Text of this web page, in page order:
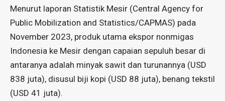
Menurut laporan Statistik Mesir (Central Agency for
Public Mobilization and Statistics/CAPMAS) pada
November 2023, produk utama ekspor nonmigas
Indonesia ke Mesir dengan capaian sepuluh besar di
antaranya adalah minyak sawit dan turunannya (USD
838 juta), disusul biji kopi (USD 88 juta), benang tekstil
(USD 41 juta).